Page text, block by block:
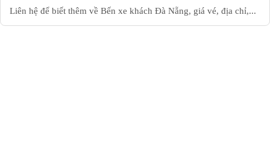
Liên hệ để biết thêm về Bến xe khách Đà Nẵng, giá vé, địa chỉ,...